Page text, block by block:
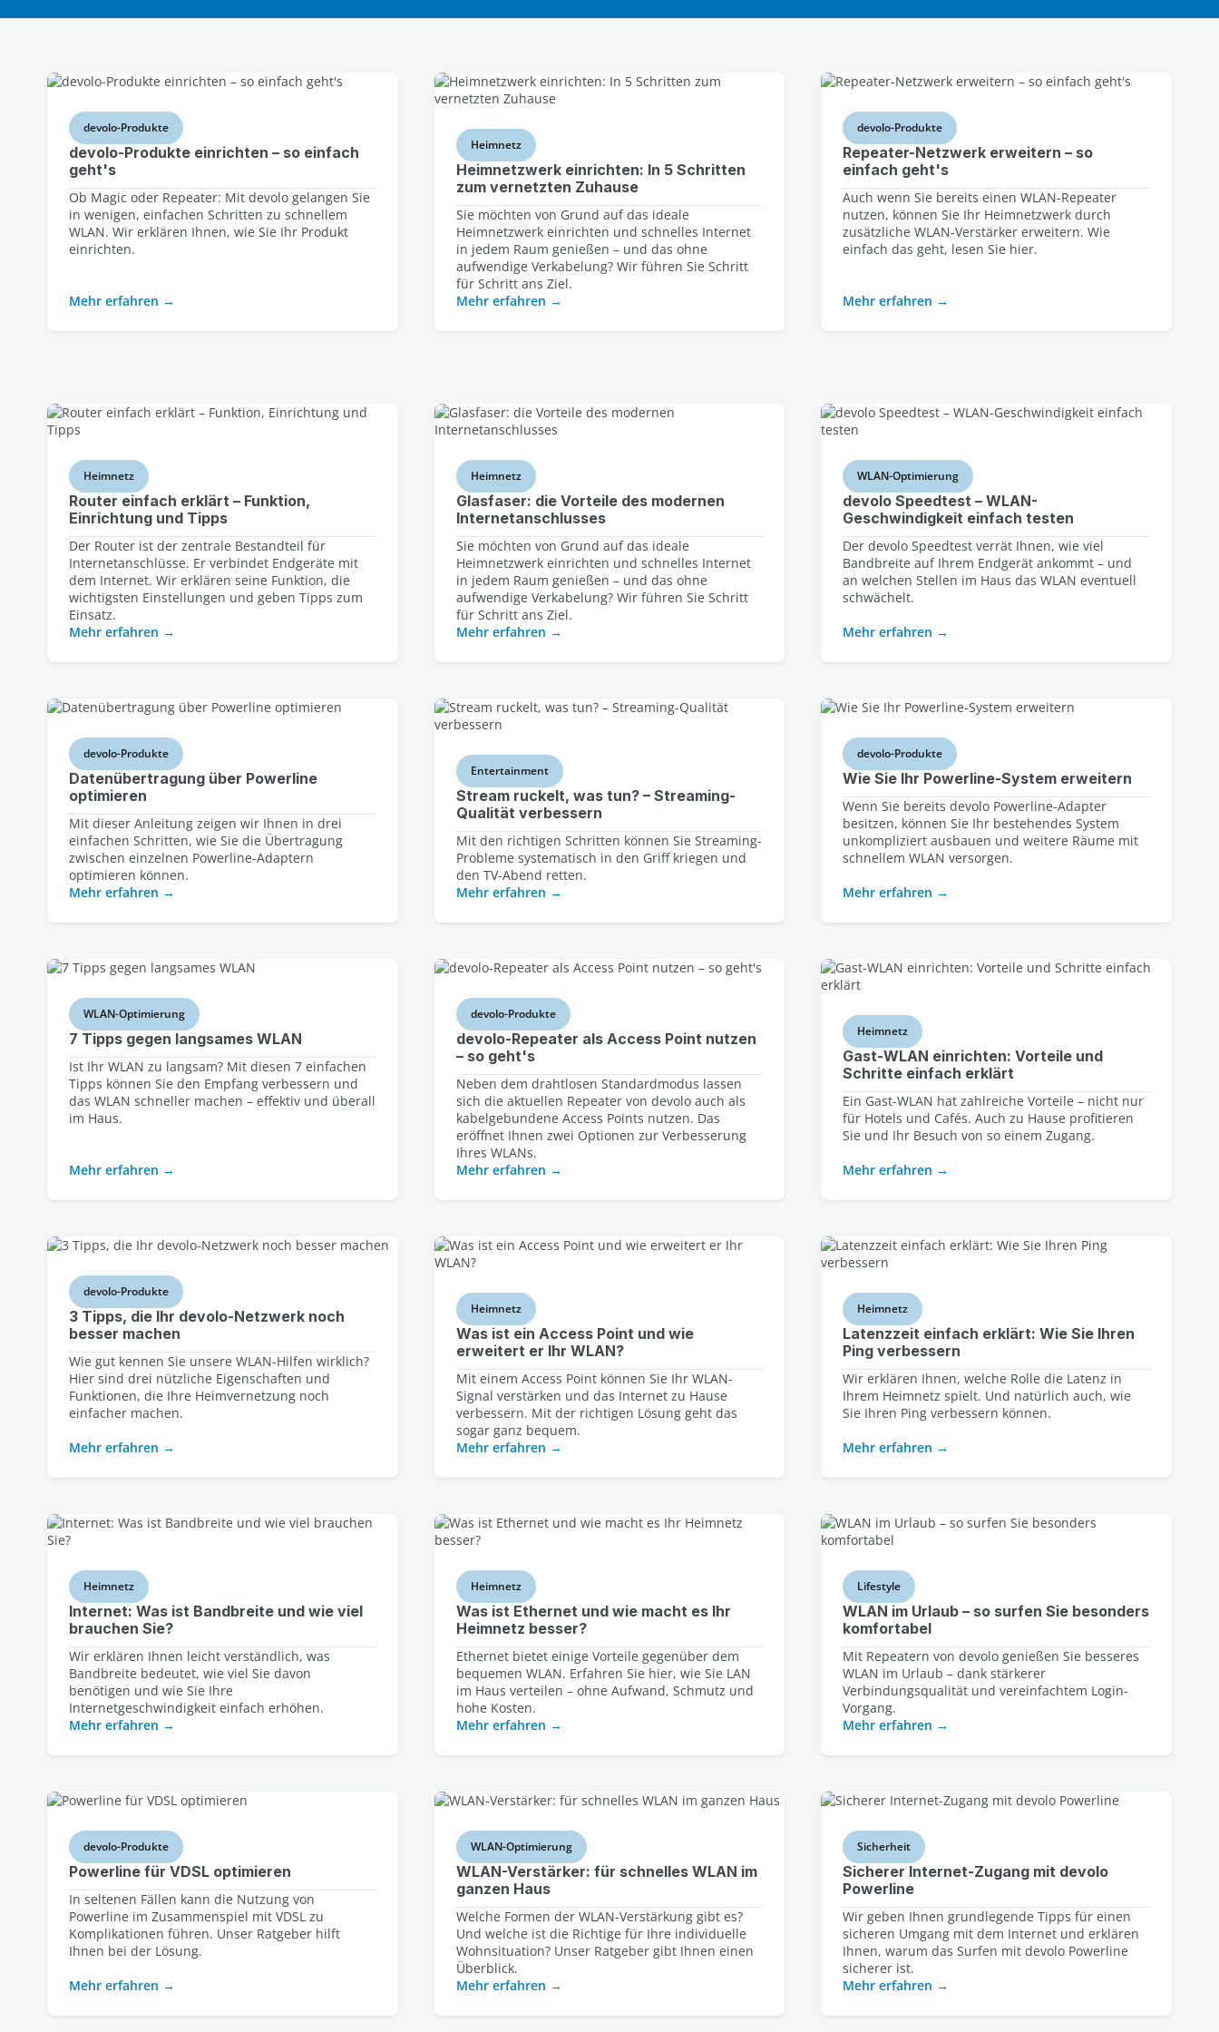
devolo-Produkte
devolo-Produkte einrichten – so einfach
geht's
Ob Magic oder Repeater: Mit devolo gelangen Sie
in wenigen, einfachen Schritten zu schnellem
WLAN. Wir erklären Ihnen, wie Sie Ihr Produkt
einrichten.
Mehr erfahren
Heimnetz
Heimnetzwerk einrichten: In 5 Schritten
zum vernetzten Zuhause
Sie möchten von Grund auf das ideale
Heimnetzwerk einrichten und schnelles Internet
in jedem Raum genießen – und das ohne
aufwendige Verkabelung? Wir führen Sie Schritt
für Schritt ans Ziel.
Mehr erfahren
devolo-Produkte
Repeater-Netzwerk erweitern – so
einfach geht's
Auch wenn Sie bereits einen WLAN-Repeater
nutzen, können Sie Ihr Heimnetzwerk durch
zusätzliche WLAN-Verstärker erweitern. Wie
einfach das geht, lesen Sie hier.
Mehr erfahren
Heimnetz
Router einfach erklärt – Funktion,
Einrichtung und Tipps
Der Router ist der zentrale Bestandteil für
Internetanschlüsse. Er verbindet Endgeräte mit
dem Internet. Wir erklären seine Funktion, die
wichtigsten Einstellungen und geben Tipps zum
Einsatz.
Mehr erfahren
Heimnetz
Glasfaser: die Vorteile des modernen
Internetanschlusses
Sie möchten von Grund auf das ideale
Heimnetzwerk einrichten und schnelles Internet
in jedem Raum genießen – und das ohne
aufwendige Verkabelung? Wir führen Sie Schritt
für Schritt ans Ziel.
Mehr erfahren
WLAN-Optimierung
devolo Speedtest – WLAN-
Geschwindigkeit einfach testen
Der devolo Speedtest verrät Ihnen, wie viel
Bandbreite auf Ihrem Endgerät ankommt – und
an welchen Stellen im Haus das WLAN eventuell
schwächelt.
Mehr erfahren
devolo-Produkte
Datenübertragung über Powerline
optimieren
Mit dieser Anleitung zeigen wir Ihnen in drei
einfachen Schritten, wie Sie die Übertragung
zwischen einzelnen Powerline-Adaptern
optimieren können.
Mehr erfahren
Entertainment
Stream ruckelt, was tun? – Streaming-
Qualität verbessern
Mit den richtigen Schritten können Sie Streaming-
Probleme systematisch in den Griff kriegen und
den TV-Abend retten.
Mehr erfahren
devolo-Produkte
Wie Sie Ihr Powerline-System erweitern
Wenn Sie bereits devolo Powerline-Adapter
besitzen, können Sie Ihr bestehendes System
unkompliziert ausbauen und weitere Räume mit
schnellem WLAN versorgen.
Mehr erfahren
WLAN-Optimierung
7 Tipps gegen langsames WLAN
Ist Ihr WLAN zu langsam? Mit diesen 7 einfachen
Tipps können Sie den Empfang verbessern und
das WLAN schneller machen – effektiv und überall
im Haus.
Mehr erfahren
devolo-Produkte
devolo-Repeater als Access Point nutzen
– so geht's
Neben dem drahtlosen Standardmodus lassen
sich die aktuellen Repeater von devolo auch als
kabelgebundene Access Points nutzen. Das
eröffnet Ihnen zwei Optionen zur Verbesserung
Ihres WLANs.
Mehr erfahren
Heimnetz
Gast-WLAN einrichten: Vorteile und
Schritte einfach erklärt
Ein Gast-WLAN hat zahlreiche Vorteile – nicht nur
für Hotels und Cafés. Auch zu Hause profitieren
Sie und Ihr Besuch von so einem Zugang.
Mehr erfahren
devolo-Produkte
3 Tipps, die Ihr devolo-Netzwerk noch
besser machen
Wie gut kennen Sie unsere WLAN-Hilfen wirklich?
Hier sind drei nützliche Eigenschaften und
Funktionen, die Ihre Heimvernetzung noch
einfacher machen.
Mehr erfahren
Heimnetz
Was ist ein Access Point und wie
erweitert er Ihr WLAN?
Mit einem Access Point können Sie Ihr WLAN-
Signal verstärken und das Internet zu Hause
verbessern. Mit der richtigen Lösung geht das
sogar ganz bequem.
Mehr erfahren
Heimnetz
Latenzzeit einfach erklärt: Wie Sie Ihren
Ping verbessern
Wir erklären Ihnen, welche Rolle die Latenz in
Ihrem Heimnetz spielt. Und natürlich auch, wie
Sie Ihren Ping verbessern können.
Mehr erfahren
Heimnetz
Internet: Was ist Bandbreite und wie viel
brauchen Sie?
Wir erklären Ihnen leicht verständlich, was
Bandbreite bedeutet, wie viel Sie davon
benötigen und wie Sie Ihre
Internetgeschwindigkeit einfach erhöhen.
Mehr erfahren
Heimnetz
Was ist Ethernet und wie macht es Ihr
Heimnetz besser?
Ethernet bietet einige Vorteile gegenüber dem
bequemen WLAN. Erfahren Sie hier, wie Sie LAN
im Haus verteilen – ohne Aufwand, Schmutz und
hohe Kosten.
Mehr erfahren
Lifestyle
WLAN im Urlaub – so surfen Sie besonders
komfortabel
Mit Repeatern von devolo genießen Sie besseres
WLAN im Urlaub – dank stärkerer
Verbindungsqualität und vereinfachtem Login-
Vorgang.
Mehr erfahren
devolo-Produkte
Powerline für VDSL optimieren
In seltenen Fällen kann die Nutzung von
Powerline im Zusammenspiel mit VDSL zu
Komplikationen führen. Unser Ratgeber hilft
Ihnen bei der Lösung.
Mehr erfahren
WLAN-Optimierung
WLAN-Verstärker: für schnelles WLAN im
ganzen Haus
Welche Formen der WLAN-Verstärkung gibt es?
Und welche ist die Richtige für Ihre individuelle
Wohnsituation? Unser Ratgeber gibt Ihnen einen
Überblick.
Mehr erfahren
Sicherheit
Sicherer Internet-Zugang mit devolo
Powerline
Wir geben Ihnen grundlegende Tipps für einen
sicheren Umgang mit dem Internet und erklären
Ihnen, warum das Surfen mit devolo Powerline
sicherer ist.
Mehr erfahren